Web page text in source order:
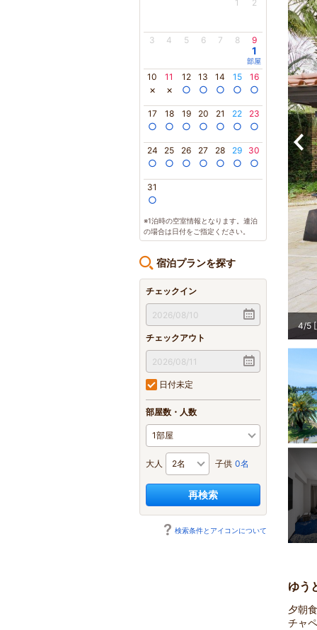
1 2
3 4 5 6 7 8 9
1
部屋
10
×
11
×
12
○
13
○
14
○
15
○
16
○
17
○
18
○
19
○
20
○
21
○
22
○
23
○
24
○
25
○
26
○
27
○
28
○
29
○
30
○
31
○
※1泊時の空室情報となります。連泊
の場合は日付をご指定ください。
宿泊プランを探す
チェックイン
チェックアウト
日付未定
部屋数・人数
大人 子供 0名
再検索
検索条件とアイコンについて
4/5
ゆう
夕朝
チャ